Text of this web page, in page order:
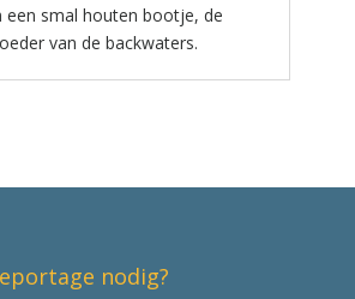
een smal houten bootje, de
van de backwaters.
nodig?